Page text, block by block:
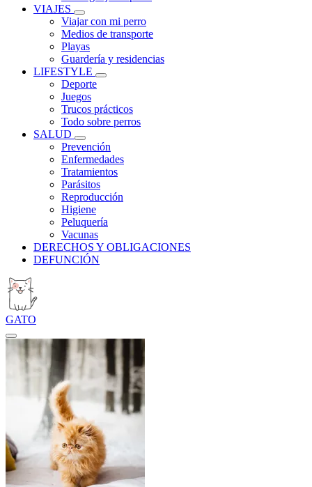
VIAJES
Viajar con mi perro
Medios de transporte
Playas
Guardería y residencias
LIFESTYLE
Deporte
Juegos
Trucos prácticos
Todo sobre perros
SALUD
Prevención
Enfermedades
Tratamientos
Parásitos
Reproducción
Higiene
Peluquería
Vacunas
DERECHOS Y OBLIGACIONES
DEFUNCIÓN
GATO